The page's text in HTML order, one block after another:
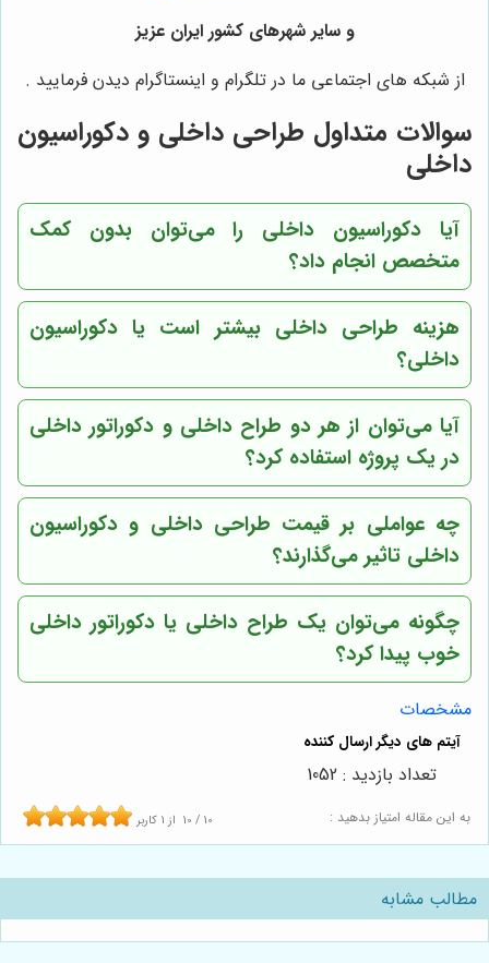
و سایر شهرهای کشور ایران عزیز
از شبکه های اجتماعی ما در تلگرام و اینستاگرام دیدن فرمایید .
سوالات متداول طراحی داخلی و دکوراسیون
داخلی
آیا دکوراسیون داخلی را می‌توان بدون کمک
متخصص انجام داد؟
هزینه طراحی داخلی بیشتر است یا دکوراسیون
داخلی؟
آیا می‌توان از هر دو طراح داخلی و دکوراتور داخلی
در یک پروژه استفاده کرد؟
چه عواملی بر قیمت طراحی داخلی و دکوراسیون
داخلی تاثیر می‌گذارند؟
چگونه می‌توان یک طراح داخلی یا دکوراتور داخلی
خوب پیدا کرد؟
مشخصات
به این مقاله امتیاز بدهید : 10 / 10 از 1 کاربر
تعداد بازدید : 1052
مطالب مشابه